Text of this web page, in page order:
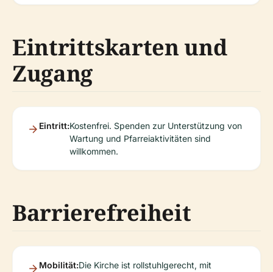
Eintrittskarten und
Zugang
Eintritt:Kostenfrei. Spenden zur Unterstützung von
Wartung und Pfarreiaktivitäten sind
willkommen.
Barrierefreiheit
Mobilität:Die Kirche ist rollstuhlgerecht, mit